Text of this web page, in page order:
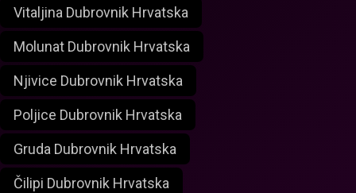
Vitaljina Dubrovnik Hrvatska
Molunat Dubrovnik Hrvatska
Njivice Dubrovnik Hrvatska
Poljice Dubrovnik Hrvatska
Gruda Dubrovnik Hrvatska
Čilipi Dubrovnik Hrvatska